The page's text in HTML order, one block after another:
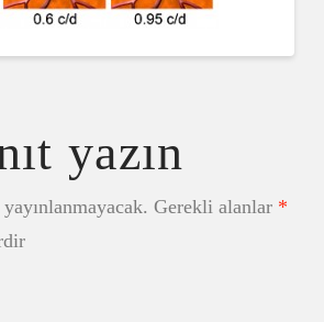
yazın
Gerekli alanlar *